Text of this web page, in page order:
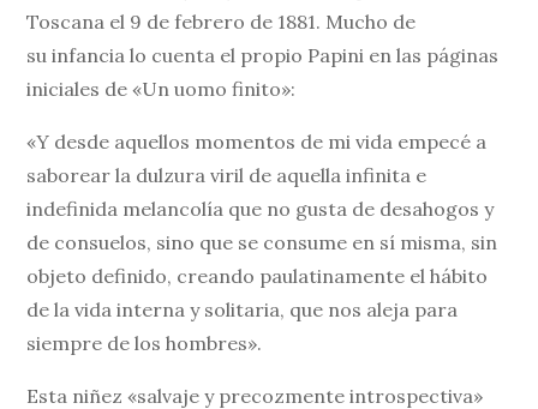
Toscana el 9 de febrero de 1881. Mucho de
su infancia lo cuenta el propio Papini en las páginas
iniciales de «Un uomo finito»:
«Y desde aquellos momentos de mi vida empecé a
saborear la dulzura viril de aquella infinita e
indefinida melancolía que no gusta de desahogos y
de consuelos, sino que se consume en sí misma, sin
objeto definido, creando paulatinamente el hábito
de la vida interna y solitaria, que nos aleja para
siempre de los hombres».
Esta niñez «salvaje y precozmente introspectiva»